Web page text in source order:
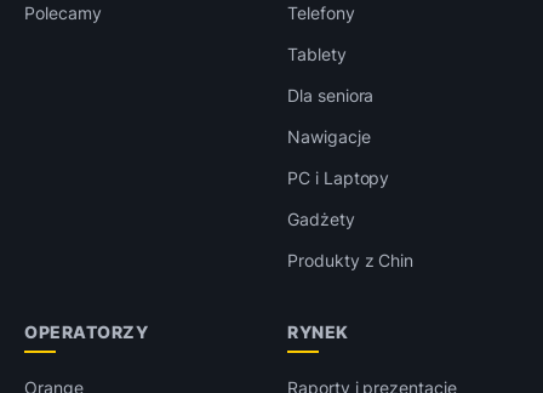
Polecamy
Telefony
Tablety
Dla seniora
Nawigacje
PC i Laptopy
Gadżety
Produkty z Chin
OPERATORZY
Orange
RYNEK
Raporty i prezentacje